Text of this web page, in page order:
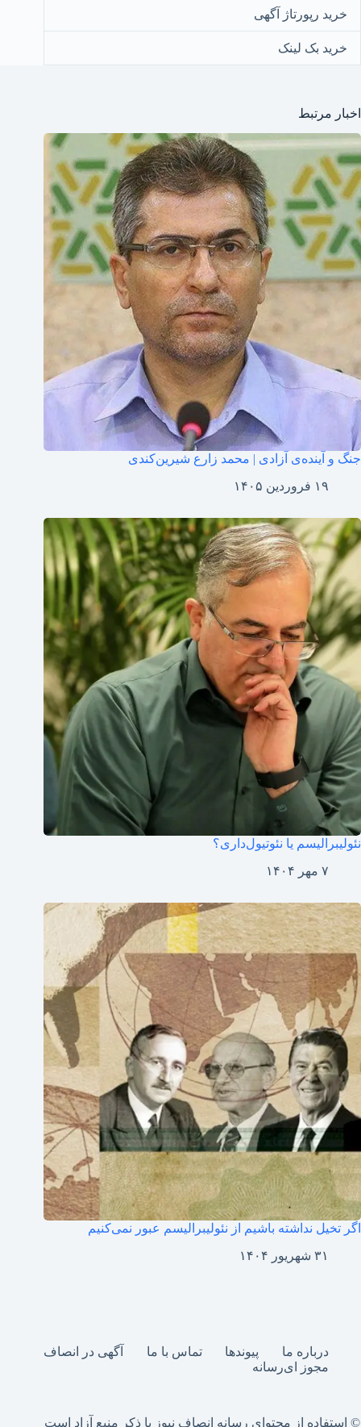
خرید رپورتاژ آگهی
خرید بک لینک
اخبار مرتبط
جنگ و آینده‌ی آزادی | محمد زارع شیرین‌کندی
۱۹ فروردین ۱۴۰۵
نئولیبرالیسم یا نئوتیول‌داری؟
۷ مهر ۱۴۰۴
اگر تخیل نداشته باشیم از نئولیبرالیسم عبور نمی‌کنیم
۳۱ شهریور ۱۴۰۴
درباره ما پیوندها تماس با ما
آگهی در انصاف
مجوز ای‌رسانه
© استفاده از محتوای رسانه انصاف نیوز با ذکر منبع آزاد است